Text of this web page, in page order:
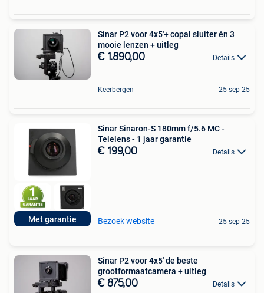
Sinar P2 voor 4x5'+ copal sluiter én 3
mooie lenzen + uitleg
€ 1.890,00 Details
Keerbergen 25 sep 25
Met garantie
Sinar Sinaron-S 180mm f/5.6 MC -
Telelens - 1 jaar garantie
€ 199,00 Details
Bezoek website 25 sep 25
Sinar P2 voor 4x5' de beste
grootformaatcamera + uitleg
€ 875,00 Details